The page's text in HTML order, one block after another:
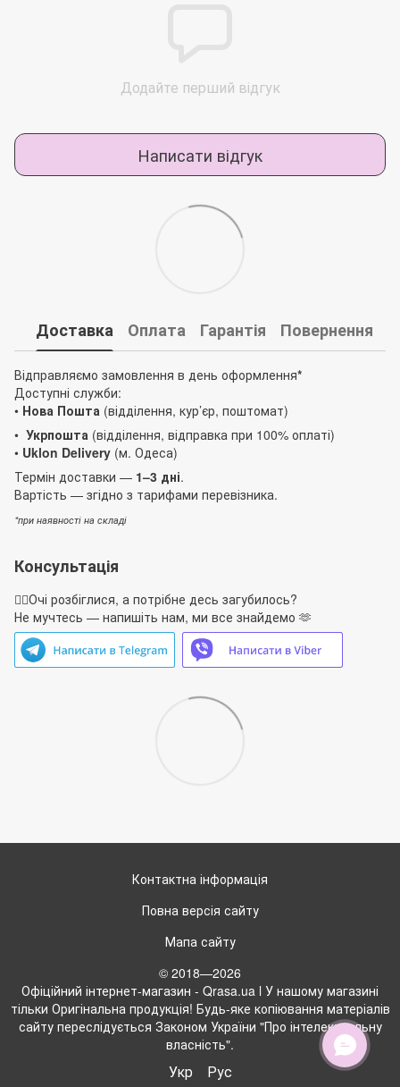
Додайте перший відгук
Написати відгук
Доставка Оплата Гарантія Повернення
Відправляємо замовлення в день оформлення*
Доступні служби:
• Нова Пошта (відділення, кур’єр, поштомат)
• Укрпошта (відділення, відправка при 100% оплаті)
• Uklon Delivery (м. Одеса)
Термін доставки — 1–3 дні.
Вартість — згідно з тарифами перевізника.
*при наявності на складі
Консультація
🙋‍♀️Очі розбіглися, а потрібне десь загубилось?
Не мучтесь — напишіть нам, ми все знайдемо 🫶
Контактна інформація
Повна версія сайту
Мапа сайту
© 2018—2026
Офіційний інтернет-магазин - Qrasa.ua l У нашому магазині
тільки Оригінальна продукція! Будь-яке копіювання матеріалів
сайту переслідується Законом України "Про інтелектуальну
власність".
Укр Рус